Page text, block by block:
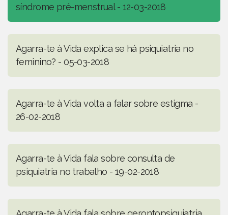
síndrome pré-menstrual - 12-03-2018
Agarra-te à Vida explica se há psiquiatria no
feminino? - 05-03-2018
Agarra-te à Vida volta a falar sobre estigma -
26-02-2018
Agarra-te à Vida fala sobre consulta de
psiquiatria no trabalho - 19-02-2018